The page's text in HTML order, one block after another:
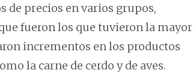
de precios en varios grupos,
fueron los que tuvieron la mayor
incrementos en los productos
la carne de cerdo y de aves.